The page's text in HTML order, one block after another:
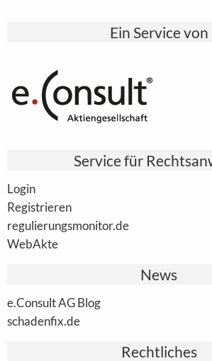
Ein Service von
Service für
Login
Registrieren
regulierungsmonitor.de
WebAkte
News
e.Consult AG Blog
schadenfix.de
Rechtliches